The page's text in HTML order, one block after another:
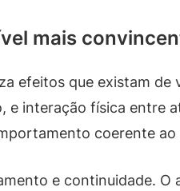
mais
efeitos que existam de
e interação física entre
coerente ao
e continuidade. O